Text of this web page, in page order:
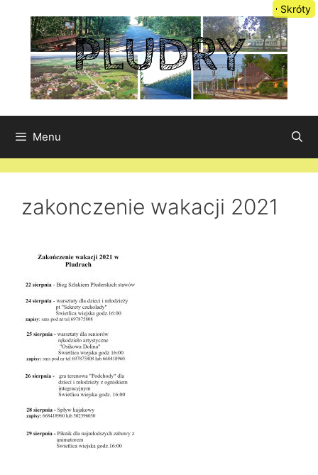
Skróty
Menu
zakonczenie wakacji 2021